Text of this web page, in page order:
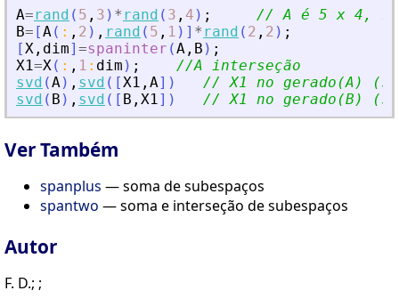
A=rand ( 5 , 3 ) * rand ( 3 , 4 ) ;
// A é 5 x 4,
B= [A( : , 2 ) , rand ( 5 , 1 ) ] * rand ( 2 , 2 ) ;
[X , dim] =spaninter (A , B ) ;
X1=X( : , 1 : dim ) ;
//A interseção
svd (A) , svd ( [X1 , A] )
// X1 no gerado(A)
svd ( B ) , svd ( [ B , X1] ) // X1 no gerado(B)
Ver Também
spanplus — soma de subespaços
spantwo — soma e interseção de subespaços
Autor
F. D.; ;